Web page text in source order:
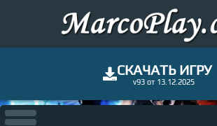
СКАЧАТЬ ИГРУ
v93 от 13.12.2025